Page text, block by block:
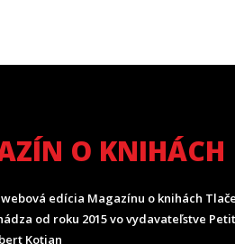
O KNIHÁCH
edícia Magazínu o knihách
od roku 2015 vo vydavateľstve
Kotian